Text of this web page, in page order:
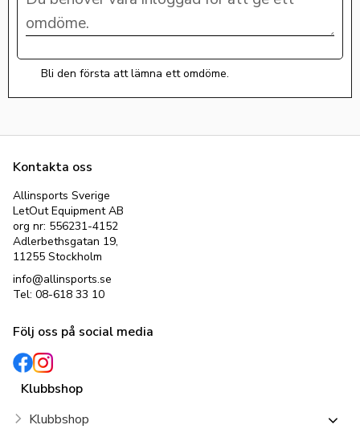
Bli den första att lämna ett omdöme.
Kontakta oss
Allinsports Sverige
LetOut Equipment AB
org nr: 556231-4152
Adlerbethsgatan 19,
11255 Stockholm
info@allinsports.se
Tel: 08-618 33 10
Följ oss på social media
Klubbshop
Klubbshop